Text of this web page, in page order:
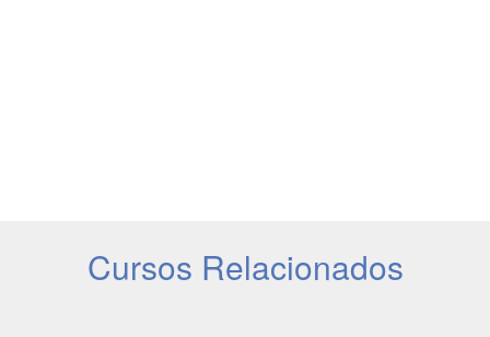
Cursos Relacionados